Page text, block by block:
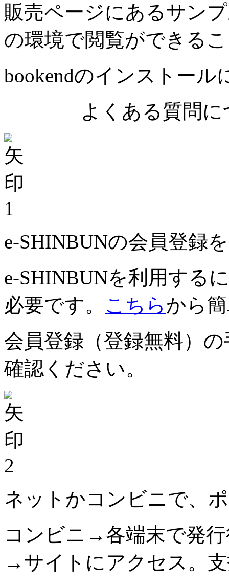
販売ページにあるサン
の環境で閲覧ができる
bookendのインストール
よくある質問に
1
e-SHINBUNの会員登録
e-SHINBUNを利用する
必要です。 こちらから
会員登録（登録無料）
確認ください。
2
ネットかコンビニで、
コンビニ→各端末で発
→サイトにアクセス。